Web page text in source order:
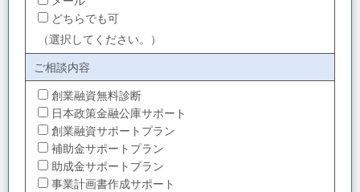
どちらでも可
（選択してください。）
ご相談内容
創業融資無料診断
日本政策金融公庫サポート
創業融資サポートプラン
補助金サポートプラン
助成金サポートプラン
事業計画書作成サポート